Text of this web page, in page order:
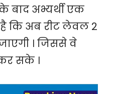
के बाद अभ्यर्थी एक
है कि अब रीट लेवल 2
। जिससे वे
सके ।